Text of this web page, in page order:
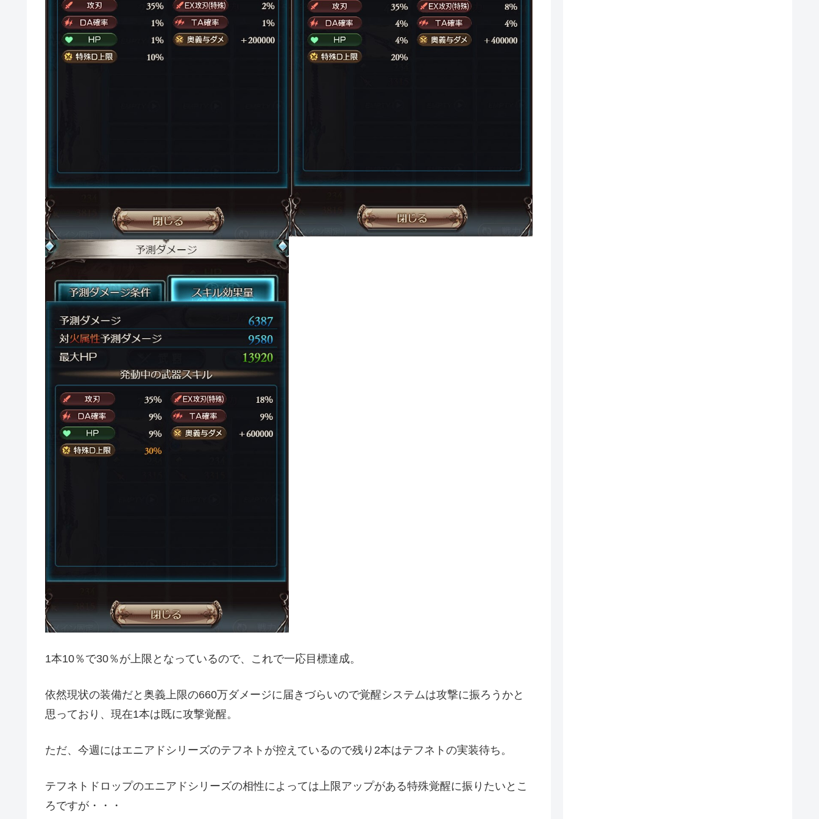
1本10％で30％が上限となっているので、これで一応目標達成。
依然現状の装備だと奥義上限の660万ダメージに届きづらいので覚醒システムは攻撃に振ろうかと
思っており、現在1本は既に攻撃覚醒。
ただ、今週にはエニアドシリーズのテフネトが控えているので残り2本はテフネトの実装待ち。
テフネトドロップのエニアドシリーズの相性によっては上限アップがある特殊覚醒に振りたいとこ
ろですが・・・